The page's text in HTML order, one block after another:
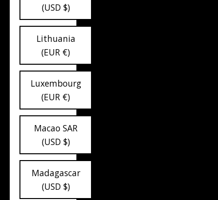
(USD $)
Lithuania
(EUR €)
Luxembourg
(EUR €)
Macao SAR
(USD $)
Madagascar
(USD $)